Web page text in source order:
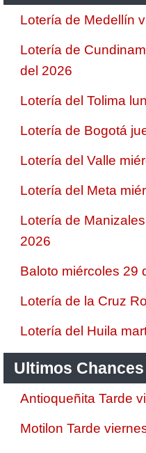
Lotería de Medellín
Lotería de
del 2026
Lotería del Tolima
Lotería de Bogotá
Lotería del Valle
Lotería del Meta
Lotería de
2026
Baloto miércoles 29
Lotería de la Cruz
Lotería del Huila
Ultimos Chances
Antioqueñita Tarde
Motilon Tarde